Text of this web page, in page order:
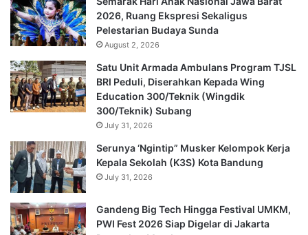
2026, Ruang Ekspresi Sekaligus
Pelestarian Budaya Sunda
August 2, 2026
Satu Unit Armada Ambulans Program TJSL
BRI Peduli, Diserahkan Kepada Wing
Education 300/Teknik (Wingdik
300/Teknik) Subang
July 31, 2026
Serunya ‘Ngintip” Musker Kelompok Kerja
Kepala Sekolah (K3S) Kota Bandung
July 31, 2026
Gandeng Big Tech Hingga Festival UMKM,
PWI Fest 2026 Siap Digelar di Jakarta